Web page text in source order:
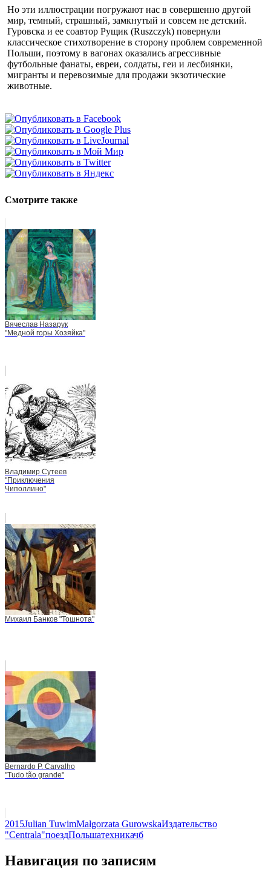
Но эти иллюстрации погружают нас в совершенно другой
мир, темный, страшный, замкнутый и совсем не детский.
Гуровска и ее соавтор Рущик (Ruszczyk) повернули
классическое стихотворение в сторону проблем современной
Польши, поэтому в вагонах оказались агрессивные
футбольные фанаты, евреи, солдаты, геи и лесбиянки,
мигранты и перевозимые для продажи экзотические
животные.
Смотрите также
Вячеслав Назарук
"Медной горы Хозяйка"
Владимир Сутеев
"Приключения
Чиполлино"
Михаил Банков "Тошнота"
Bernardo P. Carvalho
"Tudo tão grande"
2015Julian TuwimMałgorzata GurowskaИздательство
"Centrala"поездПольшатехникачб
Навигация по записям